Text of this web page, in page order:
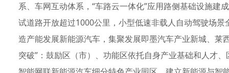
系、车网互动体系，“车路云一体化”应用路侧基础设施
试道路开放超过1000公里，小型低速非载人自动驾驶场
造产能发展新能源汽车，集聚发展即墨汽车产业新城、莱
突破”：鼓励区（市）、功能区依托自身产业基础和人才